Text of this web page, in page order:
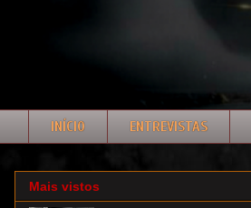
INÍCIO ENTREVISTAS
Mais vistos